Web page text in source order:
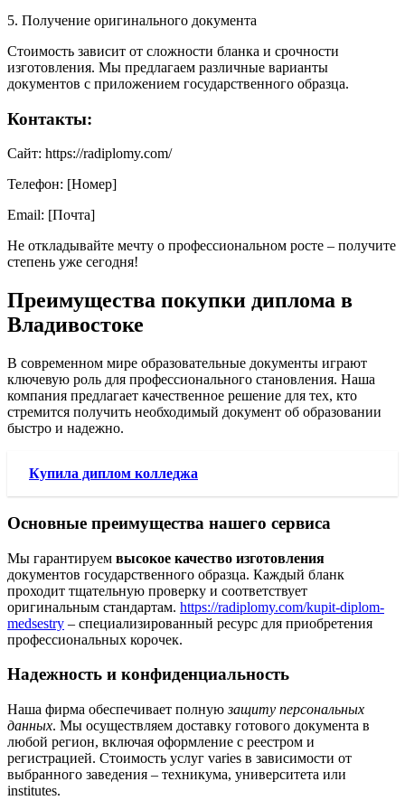
5. Получение оригинального документа
Стоимость зависит от сложности бланка и срочности
изготовления. Мы предлагаем различные варианты
документов с приложением государственного образца.
Контакты:
Сайт: https://radiplomy.com/
Телефон: [Номер]
Email: [Почта]
Не откладывайте мечту о профессиональном росте – получите
степень уже сегодня!
Преимущества покупки диплома в
Владивостоке
В современном мире образовательные документы играют
ключевую роль для профессионального становления. Наша
компания предлагает качественное решение для тех, кто
стремится получить необходимый документ об образовании
быстро и надежно.
Купила диплом колледжа
Основные преимущества нашего сервиса
Мы гарантируем высокое качество изготовления
документов государственного образца. Каждый бланк
проходит тщательную проверку и соответствует
оригинальным стандартам. https://radiplomy.com/kupit-diplom-
medsestry – специализированный ресурс для приобретения
профессиональных корочек.
Надежность и конфиденциальность
Наша фирма обеспечивает полнуюзащиту персональных
данных. Мы осуществляем доставку готового документа в
любой регион, включая оформление с реестром и
регистрацией. Стоимость услуг varies в зависимости от
выбранного заведения – техникума, университета или
institutes.